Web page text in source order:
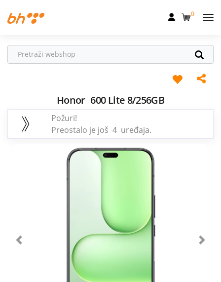
Fiksna
Dom
Uređaji
0
Honor 600 Lite 8/256GB
Požuri!
Preostalo je još 4 uređaja.